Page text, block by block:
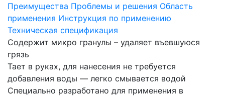
Преимущества Проблемы и решения Область
применения Инструкция по применению
Техническая спецификация
Содержит микро гранулы – удаляет въевшуюся
грязь
Тает в руках, для нанесения не требуется
добавления воды — легко смывается водой
Специально разработано для применения в